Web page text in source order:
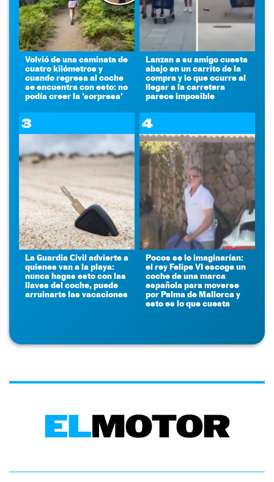
Volvió de una caminata de
cuatro kilómetros y
cuando regresa al coche
se encuentra con esto: no
podía creer la 'sorpresa'
Lanzan a su amigo cuesta
abajo en un carrito de la
compra y lo que ocurre al
llegar a la carretera
parece imposible
3
La Guardia Civil advierte a
quienes van a la playa:
nunca hagas esto con las
llaves del coche, puede
arruinarte las vacaciones
4
Pocos se lo imaginarían:
el rey Felipe VI escoge un
coche de una marca
española para moverse
por Palma de Mallorca y
esto es lo que cuesta